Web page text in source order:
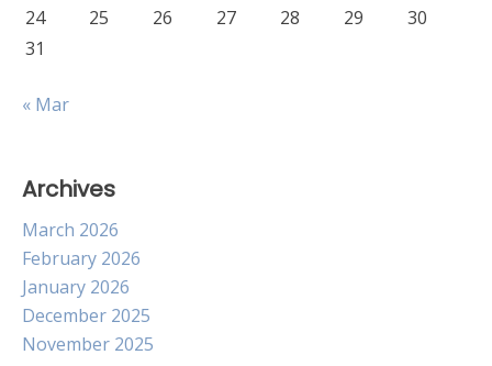
24
25 26 27 28 29
30
31
« Mar
Archives
March 2026
February 2026
January 2026
December 2025
November 2025